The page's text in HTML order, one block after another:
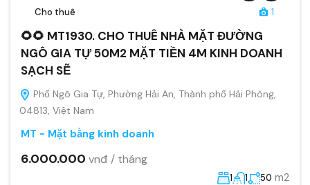
Cho thuê 1
🌻🌻 MT1930. CHO THUÊ NHÀ MẶT ĐƯỜNG
NGÔ GIA TỰ 50M2 MẶT TIỀN 4M KINH DOANH
SẠCH SẼ
Phố Ngô Gia Tự, Phường Hải An, Thành phố Hải Phòng,
04813, Việt Nam
MT - Mặt bằng kinh doanh
6.000.000 vnđ / tháng
1 1 50 m2